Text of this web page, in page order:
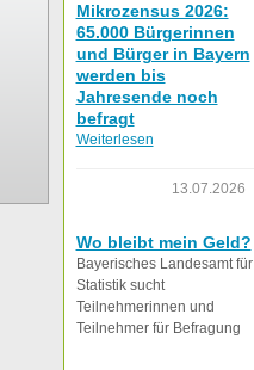
Mikrozensus 2026:
65.000 Bürgerinnen
und Bürger in Bayern
werden bis
Jahresende noch
befragt
Weiterlesen
13.07.2026
Wo bleibt mein Geld?
Bayerisches Landesamt für
Statistik sucht
Teilnehmerinnen und
Teilnehmer für Befragung